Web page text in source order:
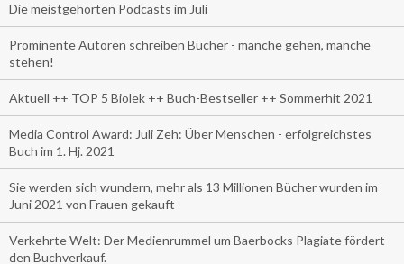
Die meistgehörten Podcasts im Juli
Prominente Autoren schreiben Bücher - manche gehen, manche
stehen!
Aktuell ++ TOP 5 Biolek ++ Buch-Bestseller ++ Sommerhit 2021
Media Control Award: Juli Zeh: Über Menschen - erfolgreichstes
Buch im 1. Hj. 2021
Sie werden sich wundern, mehr als 13 Millionen Bücher wurden im
Juni 2021 von Frauen gekauft
Verkehrte Welt: Der Medienrummel um Baerbocks Plagiate fördert
den Buchverkauf.